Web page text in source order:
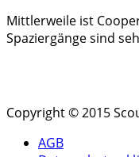
Mittlerweile ist
Spaziergänge sind
Copyright © 2015
AGB